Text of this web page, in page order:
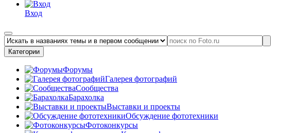
Вход
Категории
Форумы
Галерея фотографий
Сообщества
Барахолка
Выставки и проекты
Обсуждение фототехники
Фотоконкурсы